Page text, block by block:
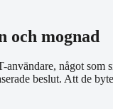
och mognad
något
beslut. Att de